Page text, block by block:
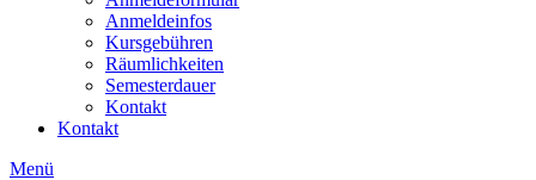
Anmeldeinfos
Kursgebühren
Räumlichkeiten
Semesterdauer
Kontakt
Kontakt
Menü